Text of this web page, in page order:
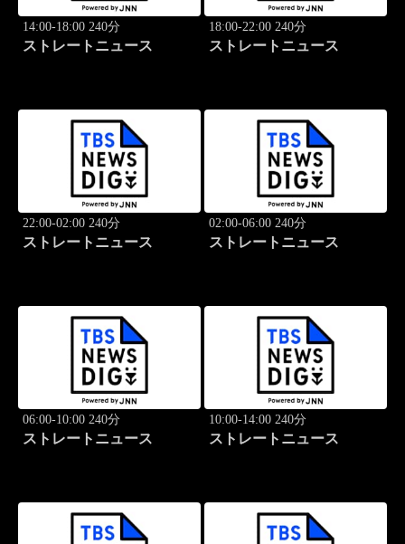
14:00-18:00 240分
ストレートニュース
18:00-22:00 240分
ストレートニュース
22:00-02:00 240分
ストレートニュース
02:00-06:00 240分
ストレートニュース
06:00-10:00 240分
ストレートニュース
10:00-14:00 240分
ストレートニュース